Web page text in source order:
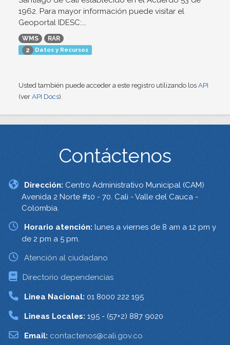
1962. Para mayor información puede visitar el
Geoportal IDESC:...
WMS
RAR
2 Datos y Recursos
Usted también puede acceder a este registro utilizando los API
(ver API Docs).
Contáctenos
Dirección: Centro Administrativo Municipal (CAM)
Avenida 2 Norte #10 - 70. Cali - Valle del Cauca -
Colombia.
Horario atención: lunes a viernes de 8 am a 12 pm y
de 2 pm a 5 pm.
Atención al ciudadano
Directorio dependencias
Linea Nacional: 01 8000 222 195
Lineas Locales: 195 - (57+2) 887 9020
Email: contactenos@cali.gov.co